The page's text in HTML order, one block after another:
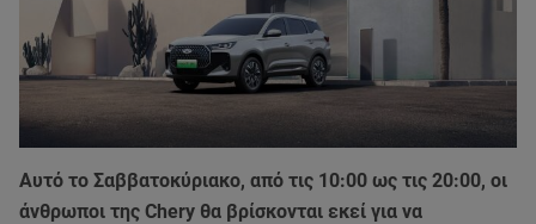
Αυτό το Σαββατοκύριακο, από τις 10:00 ως τις 20:00, οι
άνθρωποι της Chery θα βρίσκονται εκεί για να